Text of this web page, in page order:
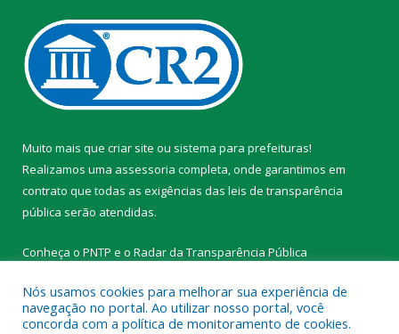
Muito mais que criar site ou sistema para prefeituras!
Realizamos uma assessoria completa, onde garantimos em
contrato que todas as exigências das leis de transparência
pública serão atendidas.
Conheça o PNTP e o Radar da Transparência Pública
Nós usamos cookies para melhorar sua experiência de
navegação no portal. Ao utilizar nosso portal, você
concorda com a política de monitoramento de cookies.